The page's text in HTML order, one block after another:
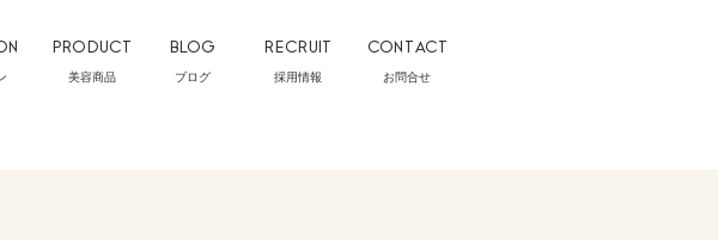
PRODUCT
美容商品
BLOG
ブログ
RECRUIT
採用情報
CONTACT
お問合せ